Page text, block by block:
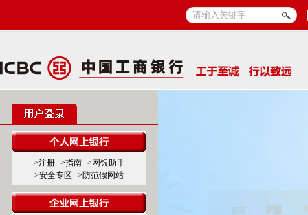
>注册 >指南
>网银助手
>安全专区
>防范假网站